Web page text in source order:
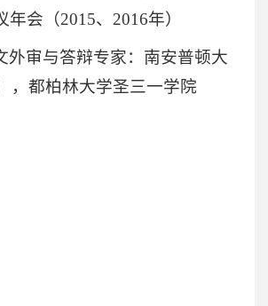
年会（2015、2016年）
外审与答辩专家：南安普顿大
，都柏林大学圣三一学院